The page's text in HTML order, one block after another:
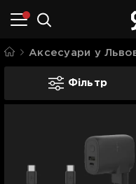
Аксесуари у
ЗарядніФільтр